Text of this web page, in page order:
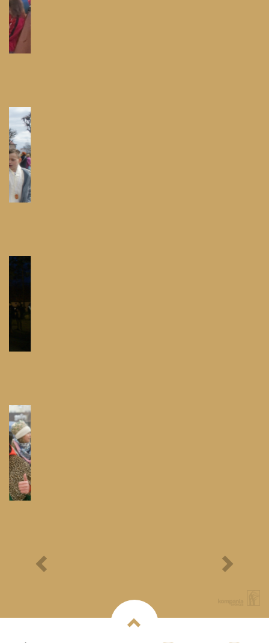
XXII Pielgrzymi
Półmaraton - 1/3
Maraton Nordic Walking
- Rajd Rowerowy o
Memoriał Jana Pawła II